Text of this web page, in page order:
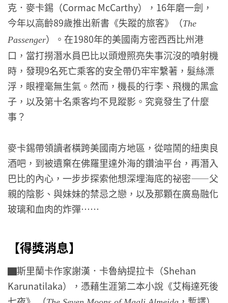
克．麥卡錫（Cormac McCarthy），16年磨一劍，
今年以高齡89歲推出新書《失蹤的旅客》（The
Passenger）。在1980年的美國南方密西西比州港
口，當打撈潛水員巴比以頭燈照亮失事沉沒的噴射機
時，發現9名死亡乘客的安全帶仍牢牢繫著，髮絲漂
浮，眼裡毫無生氣。然而，機長的行李、飛機的黑盒
子，以及第十名乘客均不見蹤影。究竟發生了什麼
事？
麥卡錫帶領讀者橫跨美國南方地區，從喧鬧的紐奧良
酒吧，到被遺棄在佛羅里達外海的鑽油平台，再潛入
巴比的內心，一步步探索他想深埋海底的祕密——父
親的陰影、與妹妹的禁忌之戀，以及那顆在廣島融化
玻璃和血肉的炸彈⋯⋯
【得獎消息】
▇斯里蘭卡作家謝漢．卡魯納提拉卡（Shehan
Karunatilaka），憑藉生涯第二本小說《艾梅達死後